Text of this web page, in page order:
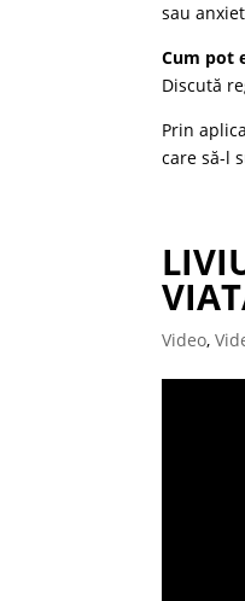
sau
Cum pot
Discută
Prin
care să-l
Video,